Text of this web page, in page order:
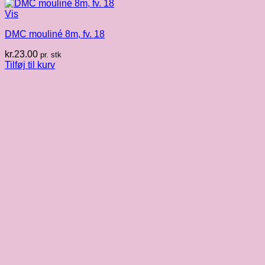
Vis
DMC mouliné 8m, fv. 18
kr.23.00 pr. stk
Tilføj til kurv